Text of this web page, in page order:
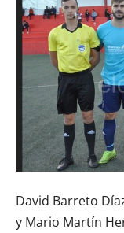
David Barreto
y Mario Martín